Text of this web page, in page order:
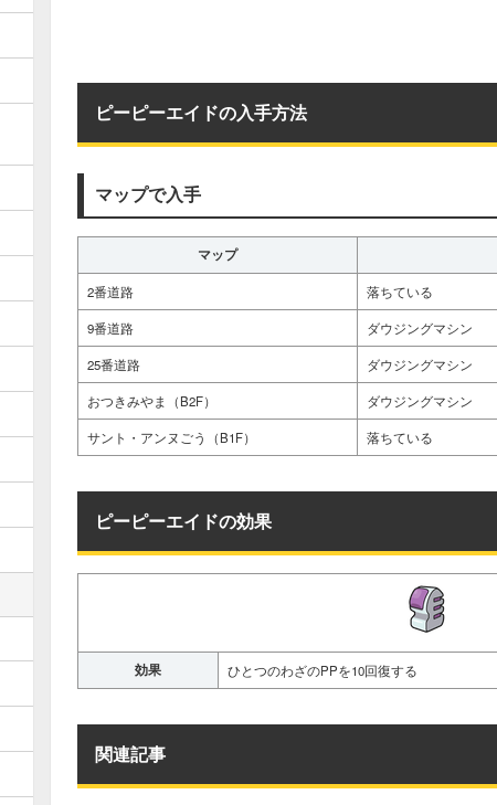
ピーピーエイドの入手方法
マップで入手
マップ
2番道路 落ちている
9番道路 ダウジングマシン
25番道路 ダウジングマシン
おつきみやま（B2F） ダウジングマシン
サント・アンヌごう（B1F） 落ちている
ピーピーエイドの効果
効果 ひとつのわざのPPを10回復する
関連記事